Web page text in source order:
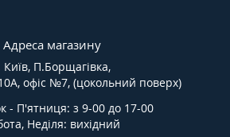
Адреса магазину
Київ, П.Борщагівка,
офіс №7, (цокольний поверх)
- П'ятниця: з 9-00 до 17-00
Неділя: вихідний